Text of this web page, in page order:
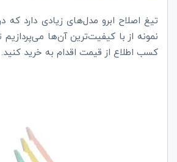
نمونه از با کیفیت‌ترین آن‌ها می‌پردازیم
کسب اطلاع از قیمت اقدام به خرید کنید.